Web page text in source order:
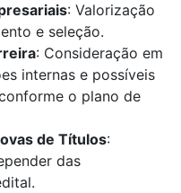
: Valorização
e seleção.
: Consideração em
internas e possíveis
o plano de
de Títulos:
das